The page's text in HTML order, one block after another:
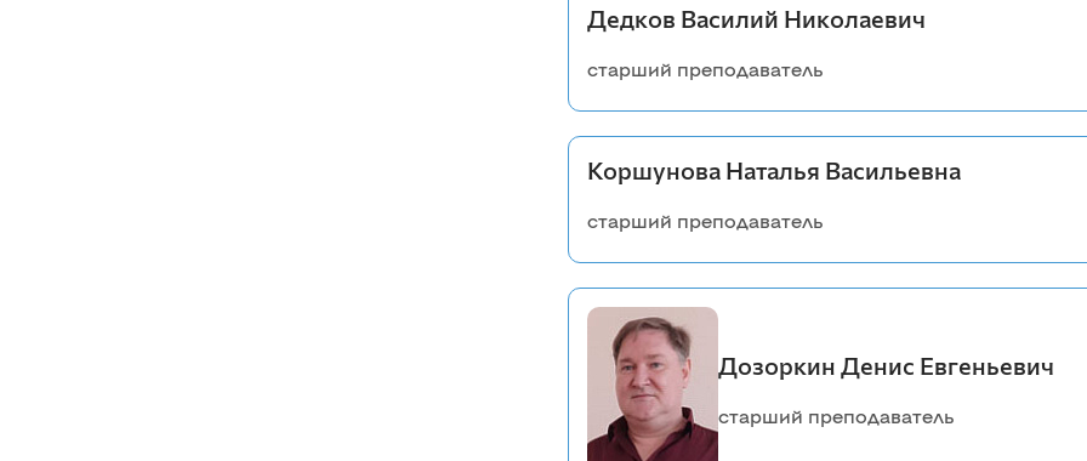
Дедков Василий Николаевич
старший преподаватель
Коршунова Наталья Васильевна
старший преподаватель
Дозоркин Денис Евгеньевич
старший преподаватель